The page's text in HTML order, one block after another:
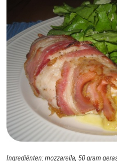
Ingrediënten: mozzarella, 50 gram